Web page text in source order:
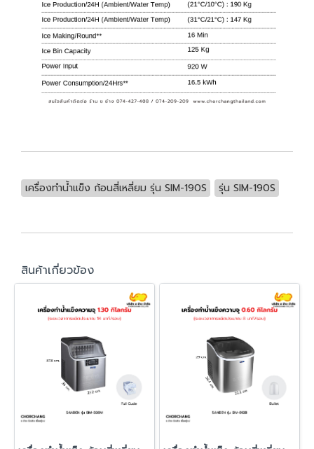
เครื่องทำน้ำแข็ง ก้อนสี่เหลี่ยม รุ่น SIM-190S รุ่น SIM-190S
สินค้าเกี่ยวข้อง